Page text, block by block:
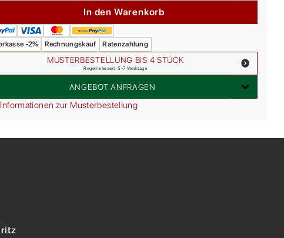
In den Warenkorb
-2% Rechnungskauf Ratenzahlung
MUSTERBESTELLUNG BIS 4 STÜCK
Regellieferzeit: 5-7 Werktage
ANGEBOT ANFRAGEN
Informationen zur Musterbestellung